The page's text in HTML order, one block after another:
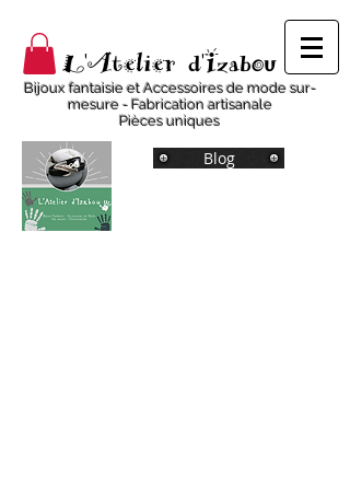
L'Atelier d'Izabou
Bijoux fantaisie et Accessoires de mode sur-
mesure - Fabrication artisanale
Pièces uniques
Blog